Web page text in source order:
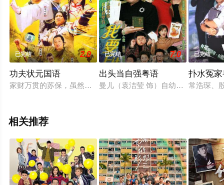
已完结 2.0
功夫状元国语
家财万贯的苏保，虽然为人乐善好施，可偏偏养了一个不争气
已完结 7.0
出头当自强粤语
曼儿（袁洁莹 饰）自幼就是孤儿，
已完结
扑水冤
常浩琛、
相关推荐